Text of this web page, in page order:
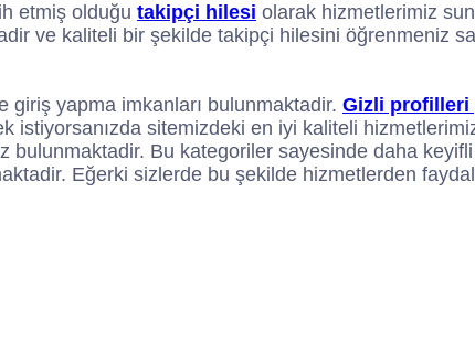
etmiş olduğu takipçi hilesi olarak hizmetlerimiz
ve kaliteli bir şekilde takipçi hilesini öğrenmeniz
yapma imkanları bulunmaktadir. Gizli profilleri
sitemizdeki en iyi kaliteli
Bu kategoriler sayesinde daha
Eğerki sizlerde bu şekilde hizmetlerden